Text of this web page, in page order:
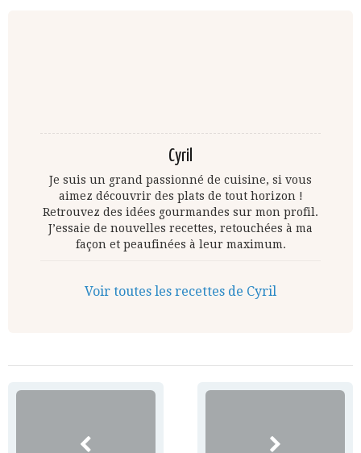
Cyril
Je suis un grand passionné de cuisine, si vous
aimez découvrir des plats de tout horizon !
Retrouvez des idées gourmandes sur mon profil.
J’essaie de nouvelles recettes, retouchées à ma
façon et peaufinées à leur maximum.
Voir toutes les recettes de Cyril